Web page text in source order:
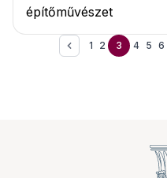
építőművészet
1 2 3 4 5 6